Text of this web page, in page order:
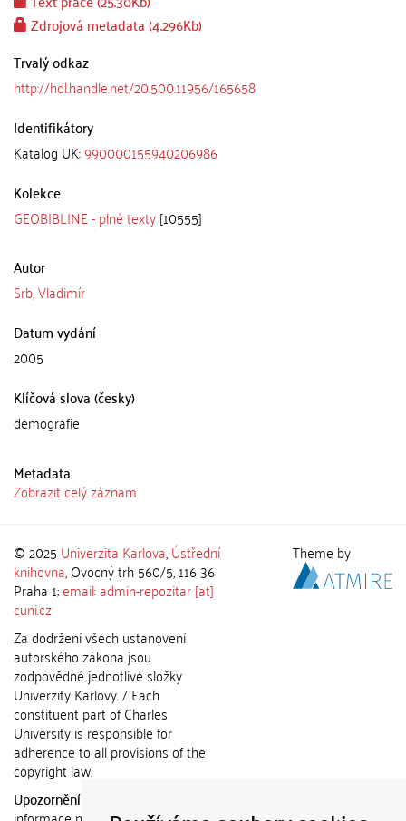
Zdrojová metadata (4.296Kb)
Trvalý odkaz
http://hdl.handle.net/20.500.11956/165658
Identifikátory
Katalog UK:990000155940206986
Kolekce
GEOBIBLINE - plné texty[10555]
Autor
Srb, Vladimír
Datum vydání
2005
Klíčová slova (česky)
demografie
Metadata
Zobrazit celý záznam
© 2025 Univerzita Karlova,Ústřední
knihovna, Ovocný trh 560/5, 116 36
Praha 1;email: admin-repozitar [at]
cuni.cz
Za dodržení všech ustanovení
autorského zákona jsou
zodpovědné jednotlivé složky
Univerzity Karlovy. / Each
constituent part of Charles
University is responsible for
adherence to all provisions of the
copyright law.
Upozornění / Notice:
Theme by